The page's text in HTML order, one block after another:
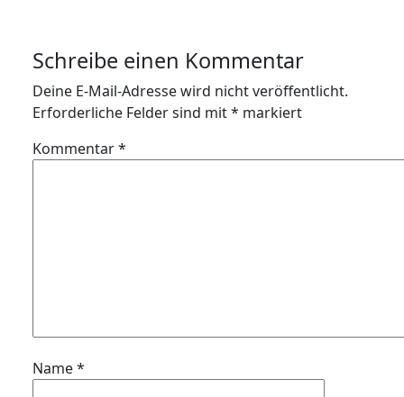
Schreibe einen Kommentar
Deine E-Mail-Adresse wird nicht veröffentlicht.
Erforderliche Felder sind mit* markiert
Kommentar*
Name*